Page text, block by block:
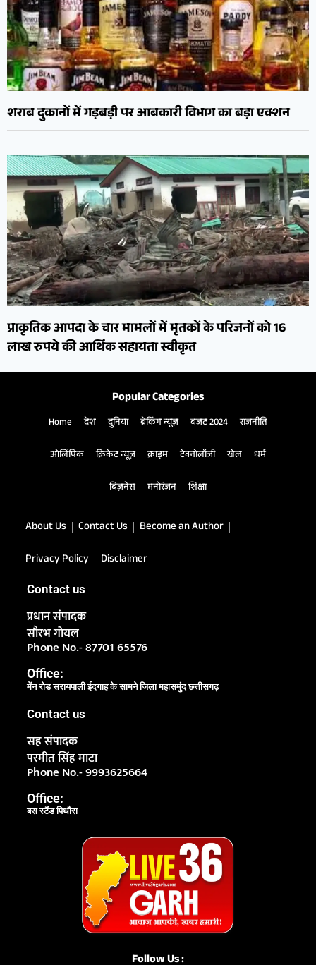
शराब दुकानों में गड़बड़ी पर आबकारी विभाग का बड़ा एक्शन
प्राकृतिक आपदा के चार मामलों में मृतकों के परिजनों को 16
लाख रुपये की आर्थिक सहायता स्वीकृत
Popular Categories
Home देश दुनिया ब्रेकिंग न्यूज़ बजट 2024 राजनीति
ओलिंपिक क्रिकेट न्यूज़ क्राइम टेक्नोलॉजी खेल धर्म
बिज़नेस मनोरंजन शिक्षा
About Us Contact Us
Become an Author
Privacy Policy
Disclaimer
Contact us
प्रधान संपादक
सौरभ गोयल
Phone No.- 87701 65576
Office:
मेंन रोड सरायपाली ईदगाह के सामने जिला महासमुंद छत्तीसगढ़
Contact us
सह संपादक
परमीत सिंह माटा
Phone No.- 9993625664
Office:
बस स्टैंड पिथौरा
Follow Us :